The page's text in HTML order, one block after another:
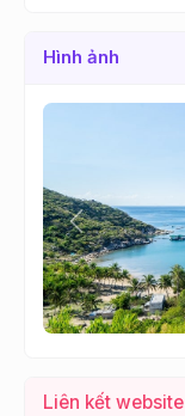
Hình ảnh
Lùi
Liên kết website